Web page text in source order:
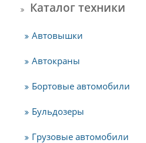
Каталог техники
Автовышки
Автокраны
Бортовые автомобили
Бульдозеры
Грузовые автомобили